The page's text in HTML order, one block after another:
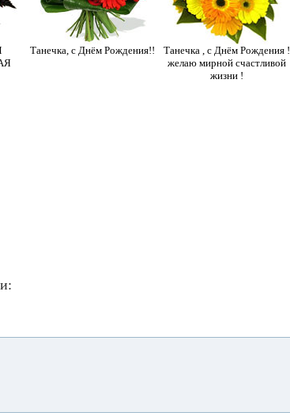
Танечка, с Днём Рождения!!
Танечка , с Днём Рождения !
желаю мирной счастливой
жизни !